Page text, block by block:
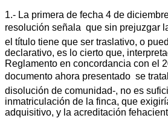
1.- La primera de fecha 4 de
resolución señala  que sin prejuzgar
el título tiene que ser traslativo, o
declarativo, es lo cierto que,
Reglamento en concordancia con el
documento ahora presentado  se
disolución de comunidad-, no es
inmatriculación de la finca, que
adquisitivo, y la acreditación